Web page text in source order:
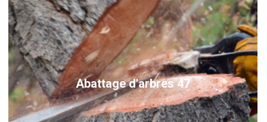
Abattage d'arbres 47